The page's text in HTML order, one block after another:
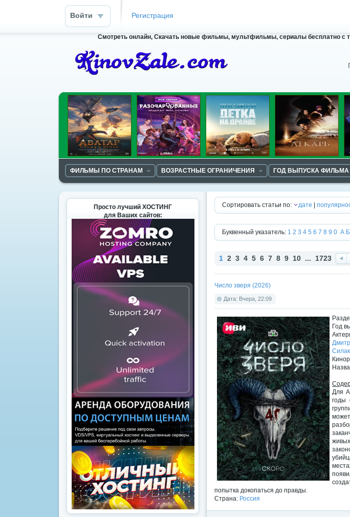
Войти Регистрация
Смотреть онлайн, Скачать новые фильмы, мультфильмы, сериалы бесплатно с
ФИЛЬМЫ ПО СТРАНАМ ВОЗРАСТНЫЕ ОГРАНИЧЕНИЯ ГОД ВЫПУСКА ФИЛЬМА
Сортировать статьи по: дате
Буквенный указатель: 1 2 3 4 5 6 7 8 9 0 А Б
1 2 3 4 5 6 7 8 9 10 ...
1723
Число зверя (2026)
Дата: Вчера, 22:09
Год
Для
годы
попытка докопаться до правды.
Страна: Россия
Просто лучший ХОСТИНГ
для Ваших сайтов: